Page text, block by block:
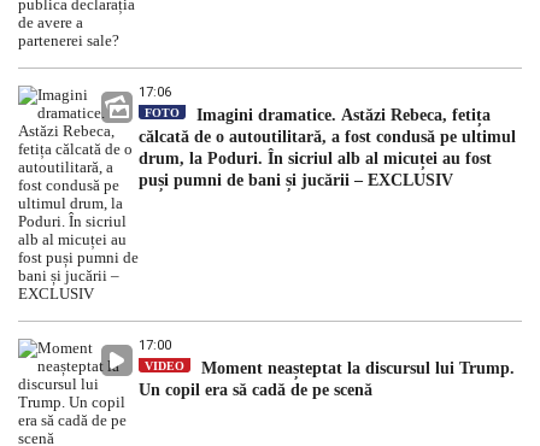
17:06
FOTO
Imagini dramatice. Astăzi Rebeca, fetița
călcată de o autoutilitară, a fost condusă pe ultimul
drum, la Poduri. În sicriul alb al micuței au fost
puși pumni de bani și jucării – EXCLUSIV
17:00
VIDEO
Moment neașteptat la discursul lui Trump.
Un copil era să cadă de pe scenă